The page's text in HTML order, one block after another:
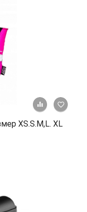
+ К
XS.S.М,L. ХL